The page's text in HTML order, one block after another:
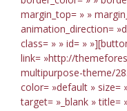
margin_top= » »
animation_direction=
class= » » id= »
link= »http://
multipurpose-theme/
color= »default » size=
target= »_blank » title=